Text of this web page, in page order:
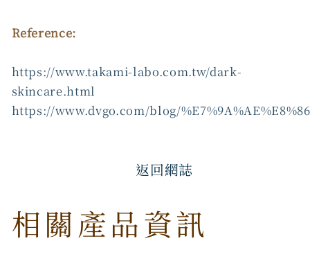
Reference:
https://www.takami-labo.com.tw/dark-
skincare.html
https://www.dvgo.com/blog/
返回網誌
相關產品資訊